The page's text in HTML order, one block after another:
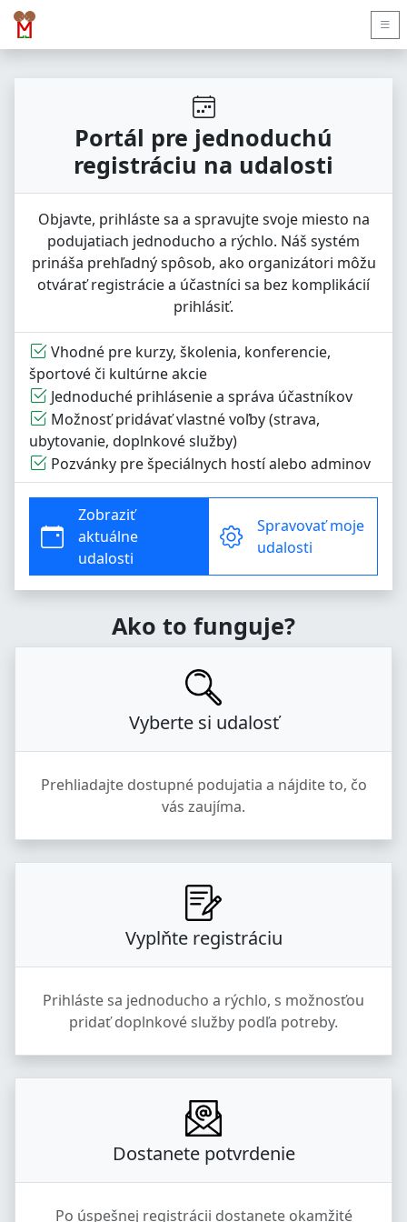
Portál pre jednoduchú
registráciu na udalosti
Objavte, prihláste sa a spravujte svoje miesto na
podujatiach jednoducho a rýchlo. Náš systém
prináša prehľadný spôsob, ako organizátori môžu
otvárať registrácie a účastníci sa bez komplikácií
prihlásiť.
Vhodné pre kurzy, školenia, konferencie,
športové či kultúrne akcie
Jednoduché prihlásenie a správa účastníkov
Možnosť pridávať vlastné voľby (strava,
ubytovanie, doplnkové služby)
Pozvánky pre špeciálnych hostí alebo adminov
Zobraziť
aktuálne
udalosti
Spravovať moje
udalosti
Ako to funguje?
Vyberte si udalosť
Prehliadajte dostupné podujatia a nájdite to, čo
vás zaujíma.
Vyplňte registráciu
Prihláste sa jednoducho a rýchlo, s možnosťou
pridať doplnkové služby podľa potreby.
Dostanete potvrdenie
Po úspešnej registrácii dostanete okamžité